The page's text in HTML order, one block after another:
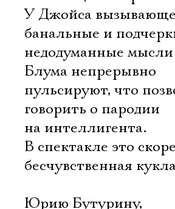
У Джойса вызывающе
банальные и
недодуманные мысли
Блума непрерывно
пульсируют, что
говорить о пародии
на интеллигента.
В спектакле это
бесчувственная
Юрию Бутурину,